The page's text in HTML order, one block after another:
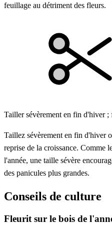
feuillage au détriment des fleurs.
Tailler sévèrement en fin d'hiver
Taillez sévèrement en fin d'hiver
reprise de la croissance. Comme
l'année, une taille sévère
des panicules plus grandes.
Conseils de culture
Fleurit sur le bois de